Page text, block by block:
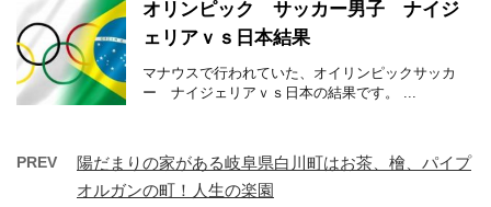
オリンピック サッカー男子 ナイジ
ェリアｖｓ日本結果
マナウスで行われていた、オイリンピックサッカ
ー ナイジェリアｖｓ日本の結果です。 ...
PREV
陽だまりの家がある岐阜県白川町はお茶、檜、パイプ
オルガンの町！人生の楽園